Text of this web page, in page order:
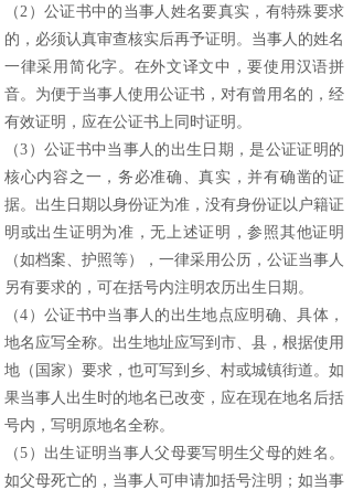
（2 ）公证书中的当事人姓名要真实，有特殊要求
的，必须认真审查核实后再予证明。当事人的姓名
一律采用简化字。在外文译文中，要使用汉语拼
音。为便于当事人使用公证书，对有曾用名的，经
有效证明，应在公证书上同时证明。
（3 ）公证书中当事人的出生日期，是公证证明的
核心内容之一，务必准确、真实，并有确凿的证
据。出生日期以身份证为准，没有身份证以户籍证
明或出生证明为准，无上述证明，参照其他证明
（如档案、护照等），一律采用公历，公证当事人
另有要求的，可在括号内注明农历出生日期。
（4 ）公证书中当事人的出生地点应明确、具体，
地名应写全称。出生地址应写到市、县，根据使用
地（国家）要求，也可写到乡、村或城镇街道。如
果当事人出生时的地名已改变，应在现在地名后括
号内，写明原地名全称。
（5 ）出生证明当事人父母要写明生父母的姓名。
如父母死亡的，当事人可申请加括号注明；如当事